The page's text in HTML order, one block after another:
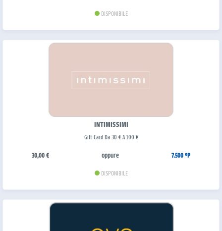
DISPONIBILE
INTIMISSIMI
Gift Card Da 30 € A 100 €
30,00 € oppure 7.500 °P
DISPONIBILE